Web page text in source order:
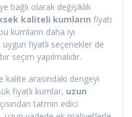
bağlı olarak değişiklik
kaliteli kumların fiyatı
kumların daha iyi
fiyatlı seçenekler de
seçim yapılmalıdır.
kalite arasındaki dengeyi
fiyatlı kumlar, uzun
tatmin edici